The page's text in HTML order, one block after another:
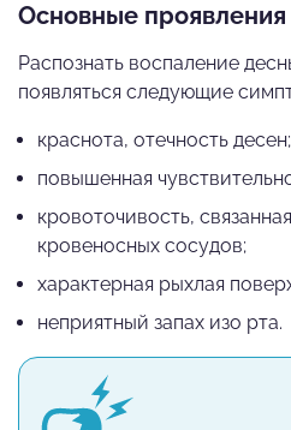
Основные
Распознать воспаление
появляться следующие
краснота, отечность десен;
повышенная
кровоточивость,
кровеносных сосудов;
характерная рыхлая
неприятный запах изо рта.